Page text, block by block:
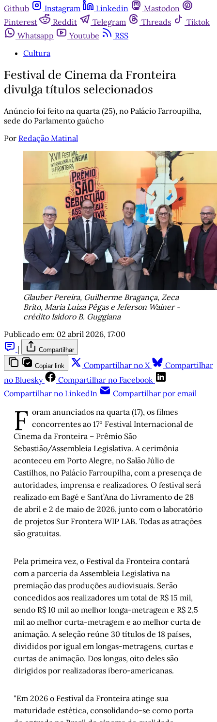
Github
Instagram Linkedin
Mastodon
Pinterest
Reddit Telegram Threads
Tiktok
Whatsapp
Youtube
RSS
Cultura
Festival de Cinema da Fronteira
divulga títulos selecionados
Anúncio foi feito na quarta (25), no Palácio Farroupilha,
sede do Parlamento gaúcho​
Por Redação Matinal
​Glauber Pereira, Guilherme Bragança, Zeca
Brito, Maria Luiza Pêgas e Jeferson Wainer -
crédito Isidoro B. Guggiana
Publicado em: 02 abril 2026, 17:00
|
Compartilhar
Copiar link Compartilhar no X
Compartilhar
no Bluesky
Compartilhar no Facebook
Compartilhar no LinkedIn
Compartilhar por email
F oram anunciados na quarta (17), os filmes
concorrentes ao 17º Festival Internacional de
Cinema da Fronteira – Prêmio São
Sebastião/Assembleia Legislativa. A cerimônia
aconteceu em Porto Alegre, no Salão Júlio de
Castilhos, no Palácio Farroupilha, com a presença de
autoridades, imprensa e realizadores. O festival será
realizado em Bagé e Sant’Ana do Livramento de 28
de abril e 2 de maio de 2026, junto com o laboratório
de projetos Sur Frontera WIP LAB. Todas as atrações
são gratuitas.
Pela primeira vez, o Festival da Fronteira contará
com a parceria da Assembleia Legislativa na
premiação das produções audiovisuais. Serão
concedidos aos realizadores um total de R$ 15 mil,
sendo R$ 10 mil ao melhor longa-metragem e R$ 2,5
mil ao melhor curta-metragem e ao melhor curta de
animação. A seleção reúne 30 títulos de 18 países,
divididos por igual em longas-metragens, curtas e
curtas de animação. Dos longas, oito deles são
dirigidos por realizadoras ibero-americanas.
"Em 2026 o Festival da Fronteira atinge sua
maturidade estética, consolidando-se como porta